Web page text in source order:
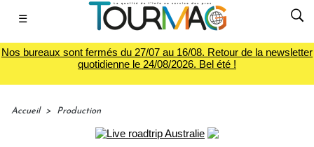
☰
Nos bureaux sont fermés du 27/07 au 16/08. Retour de la newsletter
quotidienne le 24/08/2026. Bel été !
Accueil > Production